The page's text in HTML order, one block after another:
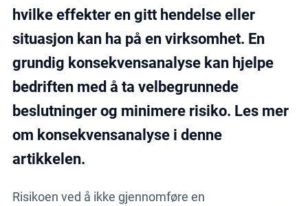
hvilke effekter en gitt hendelse eller
situasjon kan ha på en virksomhet. En
grundig konsekvensanalyse kan hjelpe
bedriften med å ta velbegrunnede
beslutninger og minimere risiko. Les mer
om konsekvensanalyse i denne
artikkelen.
Risikoen ved å ikke gjennomføre en